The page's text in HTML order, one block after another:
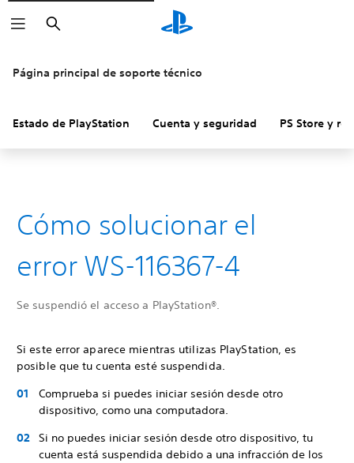
Buscar
Página principal de soporte técnico
Estado de PlayStation Cuenta y seguridad PS Store y
Cómo solucionar el
error WS-116367-4
Se suspendió el acceso a PlayStation®.
Si este error aparece mientras utilizas PlayStation, es
posible que tu cuenta esté suspendida.
Comprueba si puedes iniciar sesión desde otro
dispositivo, como una computadora.
Si no puedes iniciar sesión desde otro dispositivo, tu
cuenta está suspendida debido a una infracción de los